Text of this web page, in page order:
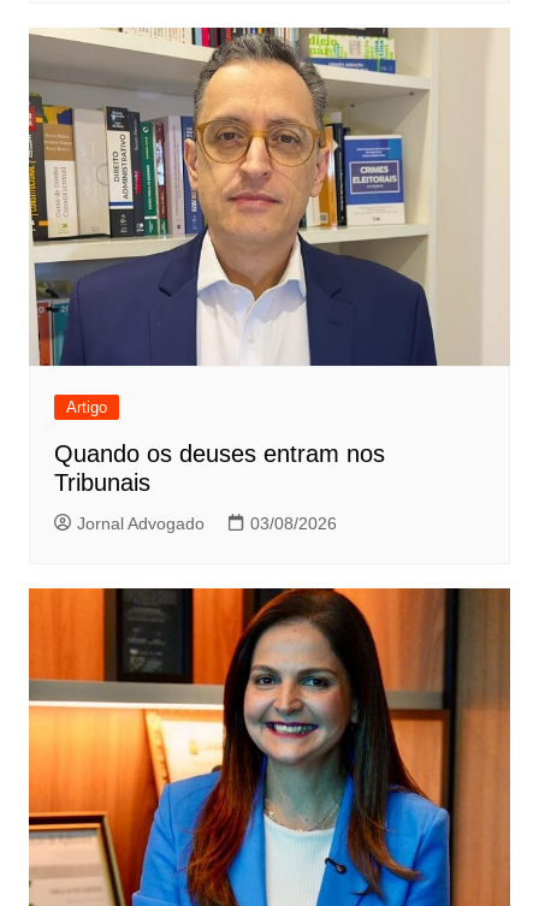
Artigo
Quando os deuses entram nos
Tribunais
Jornal Advogado 03/08/2026